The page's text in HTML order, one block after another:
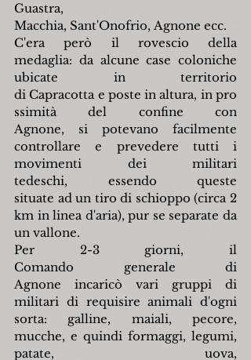
Guastra,
Macchia, Sant'Onofrio, Agnone ecc.
C'era però il rovescio della
medaglia: da alcune case coloniche
ubicate in territorio
di Capracotta e poste in altura, in pro
ssimità del confine con
Agnone, si potevano facilmente
controllare e prevedere tutti i
movimenti dei militari
tedeschi, essendo queste
situate ad un tiro di schioppo (circa 2
km in linea d'aria), pur se separate da
un vallone.
Per 2-3 giorni, il
Comando generale di
Agnone incaricò vari gruppi di
militari di requisire animali d'ogni
sorta: galline, maiali, pecore,
mucche, e quindi formaggi, legumi,
patate, uova,